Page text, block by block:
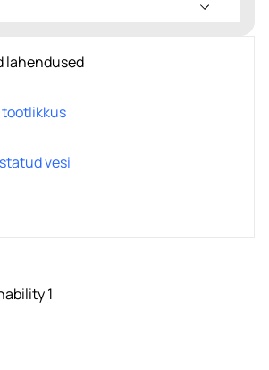
lahendused
vesi
lahendused
keskkonnateadlikkust säästvate
oma kool või kolledž
ühekordselt kasutatava